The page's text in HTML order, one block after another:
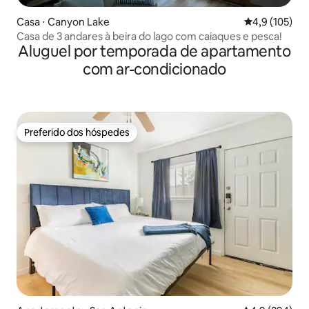
Casa ⋅ Canyon Lake 4,9 de uma
4,9 (105)
Casa de 3 andares à beira do lago com caiaques e pesca!
Aluguel por temporada de apartamento
com ar-condicionado
Preferido dos hóspedes
Preferido dos hóspedes